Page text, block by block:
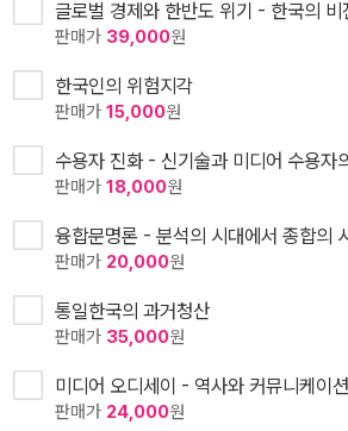
글로벌 경제와 한반도 위기 - 한국의 비
판매가 39,000원
한국인의 위험지각
판매가 15,000원
수용자 진화 - 신기술과 미디어 수용자
판매가 18,000원
융합문명론 - 분석의 시대에서 종합의
판매가 20,000원
통일한국의 과거청산
판매가 35,000원
미디어 오디세이 - 역사와 커뮤니케이
판매가 24,000원